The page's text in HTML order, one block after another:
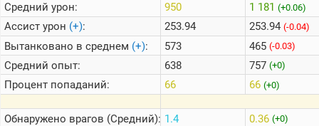
Средний урон:
Ассист урон (+):
Вытанковано в среднем (+):
Средний опыт:
Процент попаданий:
Обнаружено врагов (Средний):
950
253.94
573
638
66
1.4
1 181 (+0.06)
253.94 (-0.04)
465 (-0.03)
757 (+0)
66 (+0)
0.36 (+0)